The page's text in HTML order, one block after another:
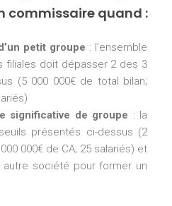
commissaire quand :
petit groupe : l’ensemble
filiales doit dépasser 2 des 3
(5 000 000€ de total bilan;
significative de groupe : la
présentés ci-dessus (2
000€ de CA; 25 salariés) et
société pour former un